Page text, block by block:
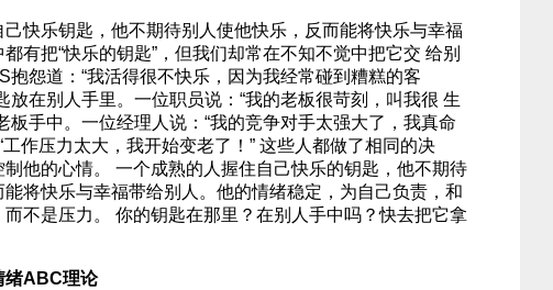
快乐钥匙，他不期待别人使他快乐，反而能将快乐与幸福
有把“快乐的钥匙”，但我们却常在不知不觉中把它交 给别
抱怨道：“我活得很不快乐，因为我经常碰到糟糕的客
放在别人手里。一位职员说：“我的老板很苛刻，叫我很 生
板手中。一位经理人说：“我的竞争对手太强大了，我真命
工作压力太大，我开始变老了！” 这些人都做了相同的决
他的心情。 一个成熟的人握住自己快乐的钥匙，他不期待
将快乐与幸福带给别人。他的情绪稳定，为自己负责，和
不是压力。 你的钥匙在那里？在别人手中吗？快去把它拿
绪ABC理论